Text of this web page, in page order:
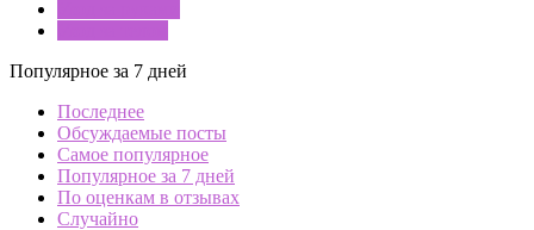
Популярное за 7 дней
Последнее
Обсуждаемые посты
Самое популярное
Популярное за 7 дней
По оценкам в отзывах
Случайно